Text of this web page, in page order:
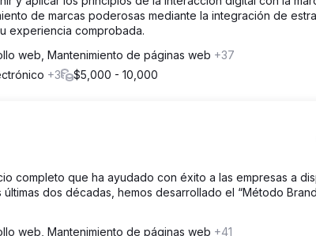
de marcas poderosas mediante la integración de
experiencia comprobada.
web, Mantenimiento de páginas web +37
+3 $5,000 - 10,000
completo que ha ayudado con éxito a las empresas a
dos décadas, hemos desarrollado el “Método
web, Mantenimiento de páginas web +41